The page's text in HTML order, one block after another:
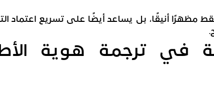
مظهرًا أنيقًا، بل يساعد أيضًا على تسريع اعتماد
في ترجمة هوية